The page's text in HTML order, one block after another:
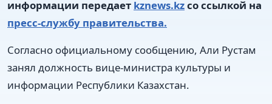
информации передает kznews.kzсо ссылкой на
пресс-службу правительства.
Согласно официальному сообщению, Али Рустам
занял должность вице-министра культуры и
информации Республики Казахстан.